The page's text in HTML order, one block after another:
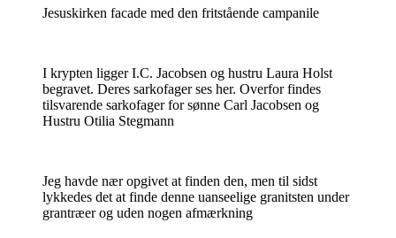
Jesuskirken facade med den fritstående campanile
I krypten ligger I.C. Jacobsen og hustru Laura Holst
begravet. Deres sarkofager ses her. Overfor findes
tilsvarende sarkofager for sønne Carl Jacobsen og
Hustru Otilia Stegmann
Jeg havde nær opgivet at finden den, men til sidst
lykkedes det at finde denne uanseelige granitsten under
grantræer og uden nogen afmærkning